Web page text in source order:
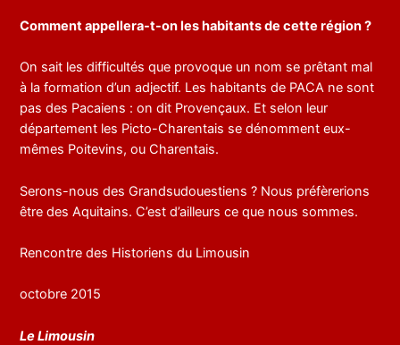
Comment appellera-t-on les habitants de cette région ?
On sait les difficultés que provoque un nom se prêtant mal
à la formation d’un adjectif. Les habitants de PACA ne sont
pas des Pacaiens : on dit Provençaux. Et selon leur
département les Picto-Charentais se dénomment eux-
mêmes Poitevins, ou Charentais.
Serons-nous des Grandsudouestiens ? Nous préfèrerions
être des Aquitains. C’est d’ailleurs ce que nous sommes.
Rencontre des Historiens du Limousin
octobre 2015
Le Limousin